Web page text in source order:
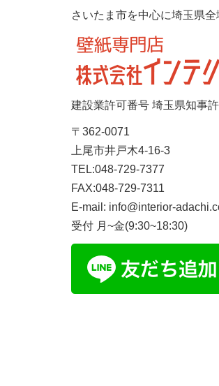
さいたま市を中心に埼玉県
建設業許可番号 埼玉県知事
〒362-0071
上尾市井戸木4-16-3
TEL:048-729-7377
FAX:048-729-7311
E-mail: info@interior-
受付 月~金(9:30~18:30)